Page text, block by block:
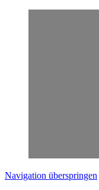
Navigation überspringen